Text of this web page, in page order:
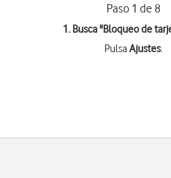
Paso 1 de 8
1. Busca "Bloqueo de
PulsaAjustes.